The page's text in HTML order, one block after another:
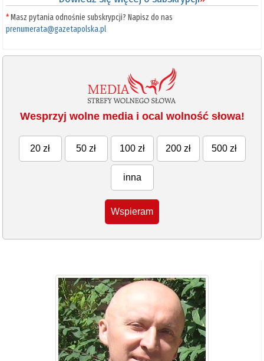
*Masz pytania odnośnie subskrypcji? Napisz do nas
prenumerata@gazetapolska.pl
Wesprzyj wolne media i ocal wolność słowa!
20 zł 50 zł 100 zł 200 zł 500 zł
inna
Wspieram